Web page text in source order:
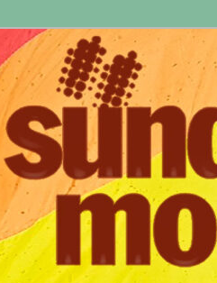
Frankfurt
Mode, Club- und Dark-Wear seit 2004